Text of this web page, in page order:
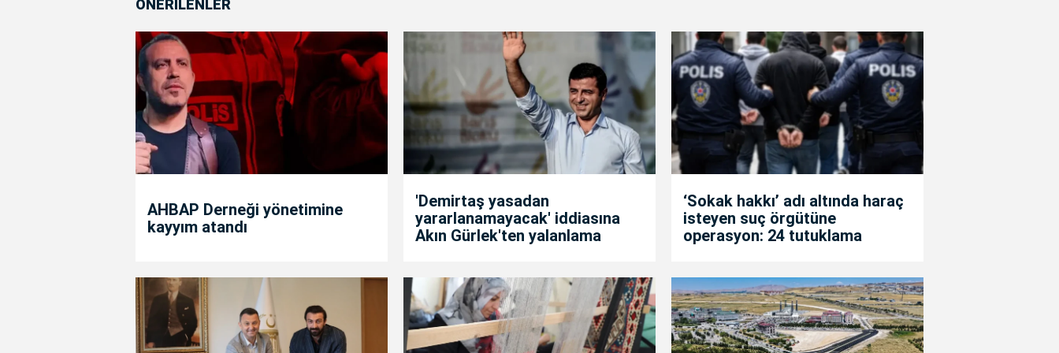
ÖNERİLENLER
AHBAP Derneği yönetimine
kayyım atandı
'Demirtaş yasadan
yararlanamayacak' iddiasına
Akın Gürlek'ten yalanlama
‘Sokak hakkı’ adı altında haraç
isteyen suç örgütüne
operasyon: 24 tutuklama